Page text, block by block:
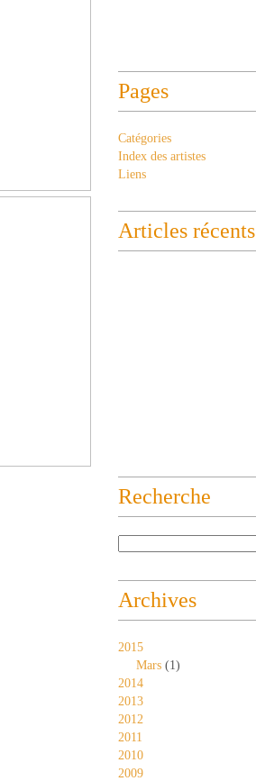
Pages
Catégories
Index des artistes
Liens
Articles récents
Recherche
Archives
2015
Mars (1)
2014
2013
2012
2011
2010
2009